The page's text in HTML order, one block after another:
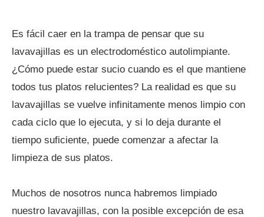
Es fácil caer en la trampa de pensar que su
lavavajillas es un electrodoméstico autolimpiante.
¿Cómo puede estar sucio cuando es el que mantiene
todos tus platos relucientes? La realidad es que su
lavavajillas se vuelve infinitamente menos limpio con
cada ciclo que lo ejecuta, y si lo deja durante el
tiempo suficiente, puede comenzar a afectar la
limpieza de sus platos.
Muchos de nosotros nunca habremos limpiado
nuestro lavavajillas, con la posible excepción de esa